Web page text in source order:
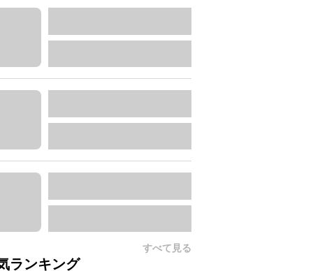
すべて見る
ランキング